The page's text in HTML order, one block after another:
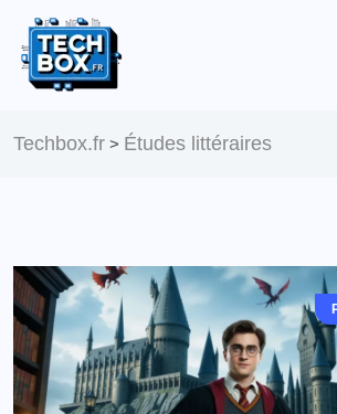
Techbox.fr > Études littéraires